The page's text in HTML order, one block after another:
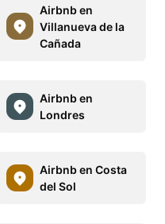
Airbnb en
Villanueva de la
Cañada
Airbnb en
Londres
Airbnb en Costa
del Sol